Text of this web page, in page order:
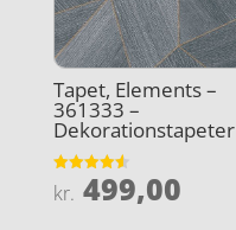
Tapet, Elements –
361333 –
Dekorationstapeter
Vurderet
4.6
kr. 499,00